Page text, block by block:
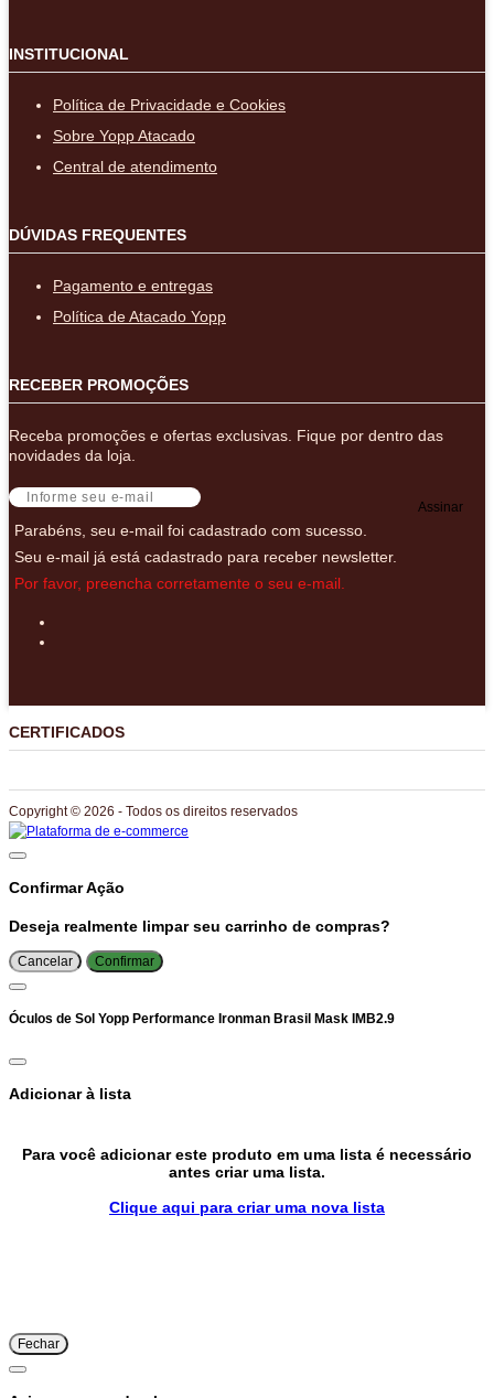
INSTITUCIONAL
Política de Privacidade e Cookies
Sobre Yopp Atacado
Central de atendimento
DÚVIDAS FREQUENTES
Pagamento e entregas
Política de Atacado Yopp
RECEBER PROMOÇÕES
Receba promoções e ofertas exclusivas. Fique por dentro das
novidades da loja.
Assinar
Parabéns, seu e-mail foi cadastrado com sucesso.
Seu e-mail já está cadastrado para receber newsletter.
Por favor, preencha corretamente o seu e-mail.
CERTIFICADOS
Copyright © 2026 - Todos os direitos reservados
Confirmar Ação
Deseja realmente limpar seu carrinho de compras?
Cancelar Confirmar
Óculos de Sol Yopp Performance Ironman Brasil Mask IMB2.9
Adicionar à lista
Para você adicionar este produto em uma lista é necessário
antes criar uma lista.
Clique aqui para criar uma nova lista
Fechar